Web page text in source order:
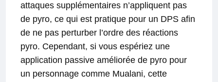
attaques supplémentaires n’appliquent pas
de pyro, ce qui est pratique pour un DPS afin
de ne pas perturber l’ordre des réactions
pyro. Cependant, si vous espériez une
application passive améliorée de pyro pour
un personnage comme Mualani, cette